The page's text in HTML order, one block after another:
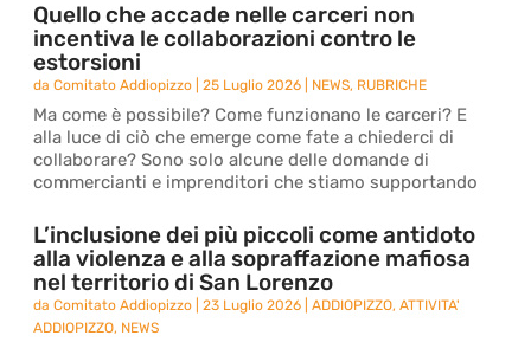
Quello che accade nelle carceri non
incentiva le collaborazioni contro le
estorsioni
daComitato Addiopizzo |25 Luglio 2026 NEWS, RUBRICHE
Ma come è possibile? Come funzionano le carceri? E
alla luce di ciò che emerge come fate a chiederci di
collaborare? Sono solo alcune delle domande di
commercianti e imprenditori che stiamo supportando
L’inclusione dei più piccoli come antidoto
alla violenza e alla sopraffazione mafiosa
nel territorio di San Lorenzo
daComitato Addiopizzo |23 Luglio 2026 |ADDIOPIZZO,ATTIVITA'
ADDIOPIZZO, NEWS